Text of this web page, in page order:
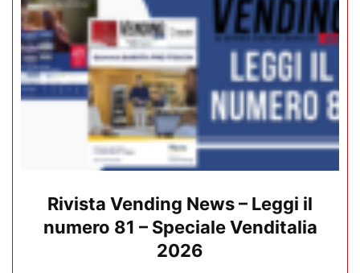
Rivista Vending News – Leggi il
numero 81 – Speciale Venditalia
2026